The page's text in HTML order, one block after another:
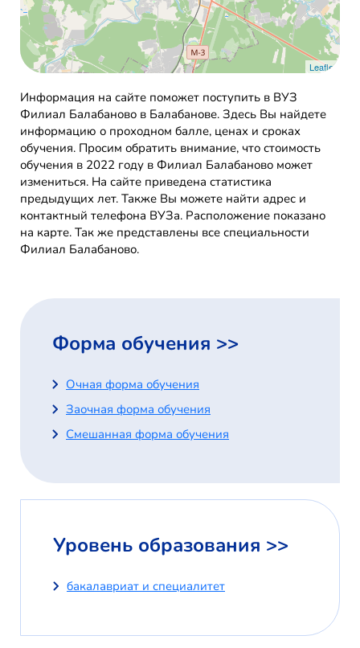
Leaflet
Информация на сайте поможет поступить в ВУЗ
Филиал Балабаново в Балабанове. Здесь Вы найдете
информацию о проходном балле, ценах и сроках
обучения. Просим обратить внимание, что стоимость
обучения в 2022 году в Филиал Балабаново может
измениться. На сайте приведена статистика
предыдущих лет. Также Вы можете найти адрес и
контактный телефона ВУЗа. Расположение показано
на карте. Так же представлены все специальности
Филиал Балабаново.
Форма обучения >>
Очная форма обучения
Заочная форма обучения
Смешанная форма обучения
Уровень образования >>
бакалавриат и специалитет